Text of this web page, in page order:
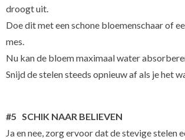
droogt uit.
Doe dit met een schone bloemenschaar of
mes.
Nu kan de bloem maximaal water
Snijd de stelen steeds opnieuw af als je het
#5 SCHIK NAAR BELIEVEN
Ja en nee, zorg ervoor dat de stevige stelen